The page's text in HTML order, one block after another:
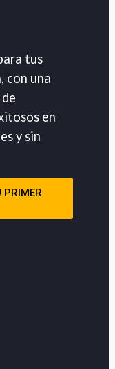
tus
con una
en
y sin
PRIMER